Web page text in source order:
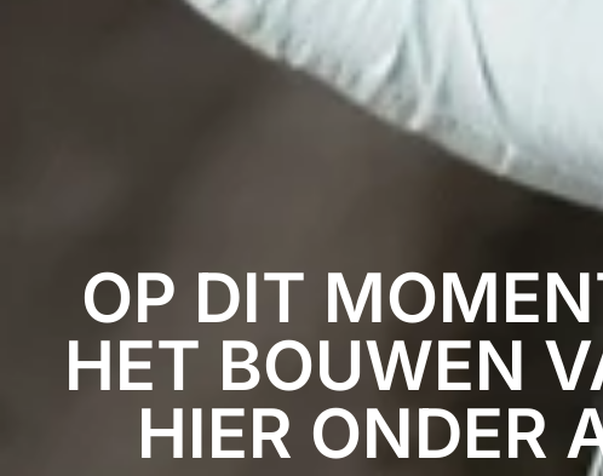
OP DIT
HET BOUWEN
HIER ONDER